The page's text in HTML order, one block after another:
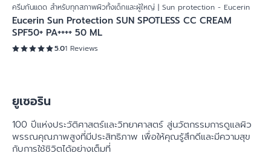
ครีมกันแดด สำหรับทุกสภาพผิวทั้งเด็กและผู้ใหญ่ | Sun protection - Eucerin
Eucerin Sun Protection SUN SPOTLESS CC CREAM
SPF50+ PA++++ 50 ML
5.01 Reviews
ยูเซอริน
100 ปีแห่งประวัติศาสตร์​และวิทยาศาสตร์ สู่นวัตกรรมการดูแลผิว
พรรณคุณภาพสูงที่มีประสิทธิภาพ เพื่อให้คุณรู้สึกดีและมีความสุข
กับการใช้ชิวิตได้อย่างเต็มที่